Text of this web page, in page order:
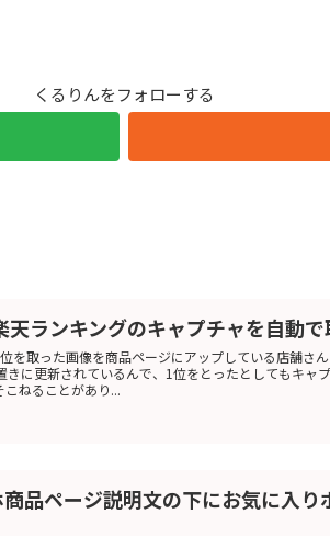
くるりんをフォローする
天ランキングのキャプチャを自動
を取った画像を商品ページにアップしている店舗さ
きに更新されているんで、1位をとったとしてもキャ
ねることがあり...
品ページ説明文の下にお気に入